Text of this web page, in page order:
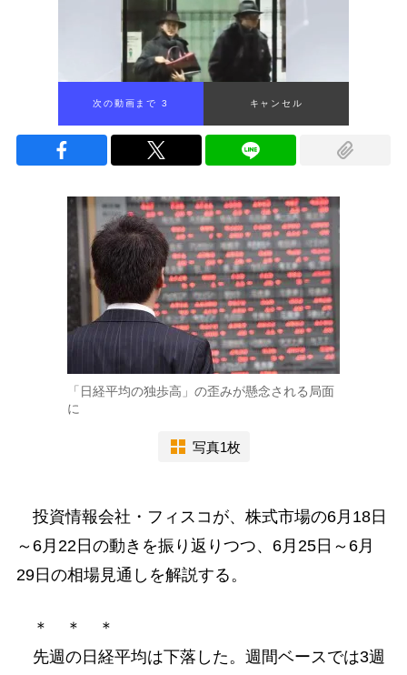
次の動画まで 2 キャンセル
「日経平均の独歩高」の歪みが懸念される局面
に
写真1枚
投資情報会社・フィスコが、株式市場の6月18日
～6月22日の動きを振り返りつつ、6月25日～6月
29日の相場見通しを解説する。
＊ ＊ ＊
先週の日経平均は下落した。週間ベースでは3週